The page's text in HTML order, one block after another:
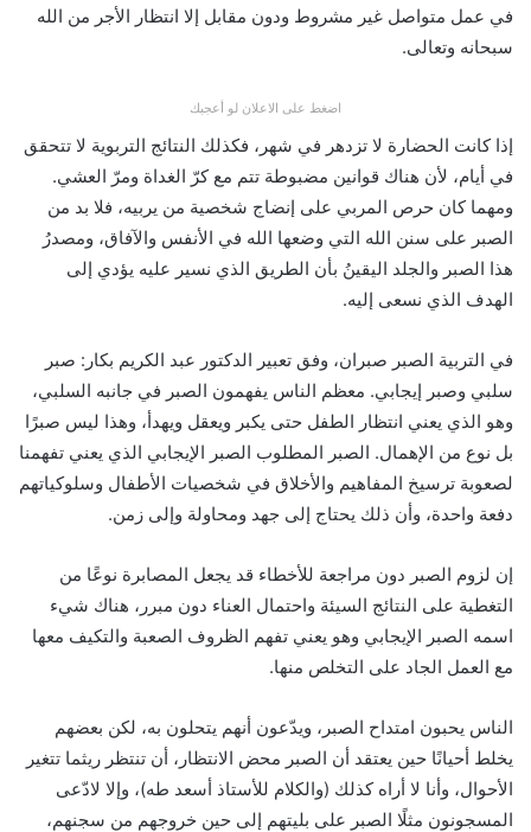
في عمل متواصل غير مشروط ودون مقابل إلا انتظار الأجر من الله
سبحانه وتعالى.
اضغط على الاعلان لو أعجبك
إذا كانت الحضارة لا تزدهر في شهر، فكذلك النتائج التربوية لا تتحقق
في أيام، لأن هناك قوانين مضبوطة تتم مع كرّ الغداة ومرّ العشي.
ومهما كان حرص المربي على إنضاج شخصية من يربيه، فلا بد من
الصبر على سنن الله التي وضعها الله في الأنفس والآفاق، ومصدرُ
هذا الصبر والجلد اليقينُ بأن الطريق الذي نسير عليه يؤدي إلى
الهدف الذي نسعى إليه.
في التربية الصبر صبران، وفق تعبير الدكتور عبد الكريم بكار: صبر
سلبي وصبر إيجابي. معظم الناس يفهمون الصبر في جانبه السلبي،
وهو الذي يعني انتظار الطفل حتى يكبر ويعقل ويهدأ، وهذا ليس صبرًا
بل نوع من الإهمال. الصبر المطلوب الصبر الإيجابي الذي يعني تفهمنا
لصعوبة ترسيخ المفاهيم والأخلاق في شخصيات الأطفال وسلوكياتهم
دفعة واحدة، وأن ذلك يحتاج إلى جهد ومحاولة وإلى زمن.
إن لزوم الصبر دون مراجعة للأخطاء قد يجعل المصابرة نوعًا من
التغطية على النتائج السيئة واحتمال العناء دون مبرر، هناك شيء
اسمه الصبر الإيجابي وهو يعني تفهم الظروف الصعبة والتكيف معها
مع العمل الجاد على التخلص منها.
الناس يحبون امتداح الصبر، ويدّعون أنهم يتحلون به، لكن بعضهم
يخلط أحيانًا حين يعتقد أن الصبر محض الانتظار، أن تنتظر ريثما تتغير
الأحوال، وأنا لا أراه كذلك (والكلام للأستاذ أسعد طه)، وإلا لادّعى
المسجونون مثلًا الصبر على بليتهم إلى حين خروجهم من سجنهم،